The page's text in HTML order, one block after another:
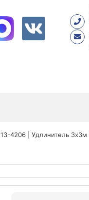
13-4206 | Удлинитель 3х3м